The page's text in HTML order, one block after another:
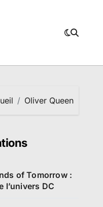
Oliver Queen
of Tomorrow :
l’univers DC